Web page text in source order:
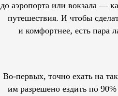
до аэропорта или вокзала —
путешествия. И чтобы
и комфортнее, есть пара
Во-первых, точно ехать на
им разрешеноездить по